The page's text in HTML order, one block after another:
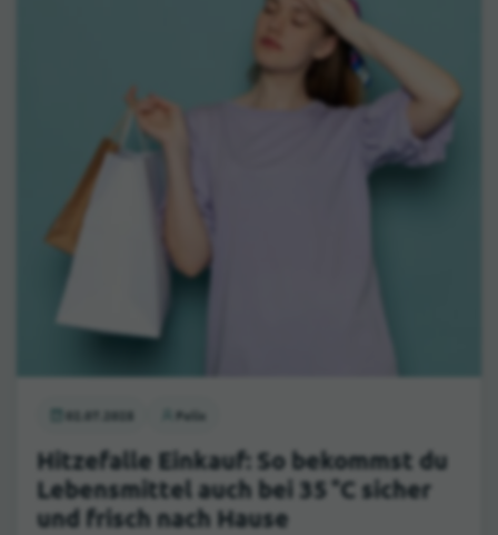
02.07.2025 Felix
Hitzefalle Einkauf: So bekommst du
Lebensmittel auch bei 35 °C sicher
und frisch nach Hause